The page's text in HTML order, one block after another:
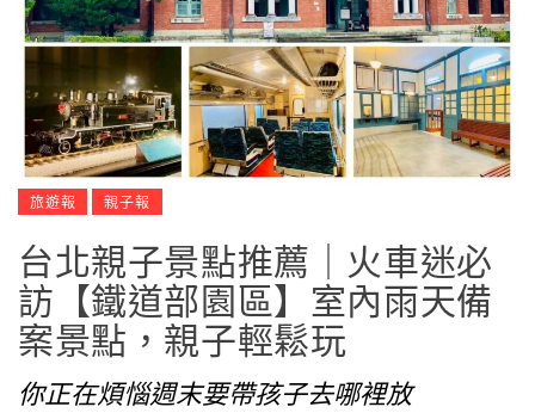
旅遊報 親子報
台北親子景點推薦｜火車迷必
訪【鐵道部園區】室內雨天備
案景點，親子輕鬆玩
你正在煩惱週末要帶孩子去哪裡放